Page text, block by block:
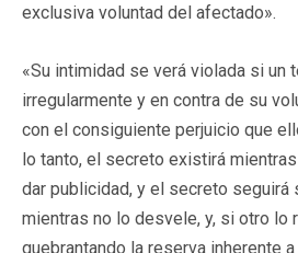
exclusiva voluntad del afectado».
«Su intimidad se verá violada si un
irregularmente y en contra de su
con el consiguiente perjuicio que
lo tanto, el secreto existirá
dar publicidad, y el secreto seguirá
mientras no lo desvele, y, si otro lo
quebrantando la reserva inherente